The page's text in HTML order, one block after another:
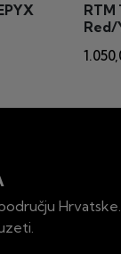
RTM
Red/